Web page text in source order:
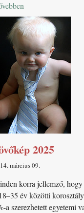
2025
március 09
korra jellemző,
év közötti
a szerezhetett egyetemi